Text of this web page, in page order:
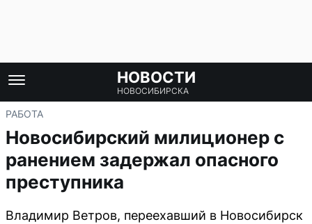
НОВОСТИ
НОВОСИБИРСКА
РАБОТА
Новосибирский милиционер с
ранением задержал опасного
преступника
Владимир Ветров, переехавший в Новосибирск